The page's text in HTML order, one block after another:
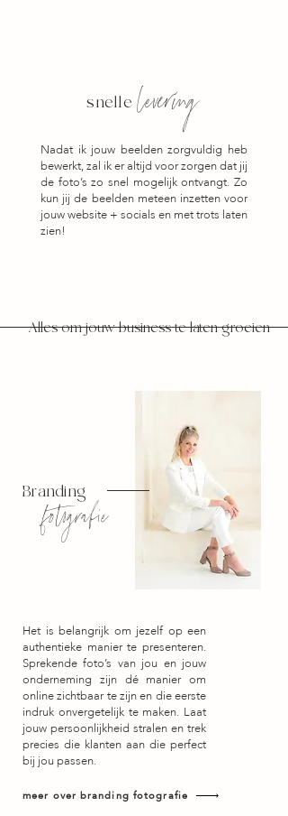
Nadat ik jouw beelden zorgvuldig heb
bewerkt, zal ik er altijd voor zorgen dat jij
de foto’s zo snel mogelijk ontvangt. Zo
kun jij de beelden meteen inzetten voor
jouw website + socials en met trots laten
zien!
snelle levering
Alles om jouw business te laten groeien
Het is belangrijk om jezelf op een
authentieke manier te presenteren.
Sprekende foto’s van jou en jouw
onderneming zijn dé manier om
online zichtbaar te zijn en die eerste
indruk onvergetelijk te maken. Laat
jouw persoonlijkheid stralen en trek
precies die klanten aan die perfect
bij jou passen.
Branding
fotografie
meer over branding fotografie